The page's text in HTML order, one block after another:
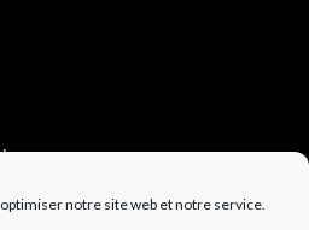
notre site web et notre service.